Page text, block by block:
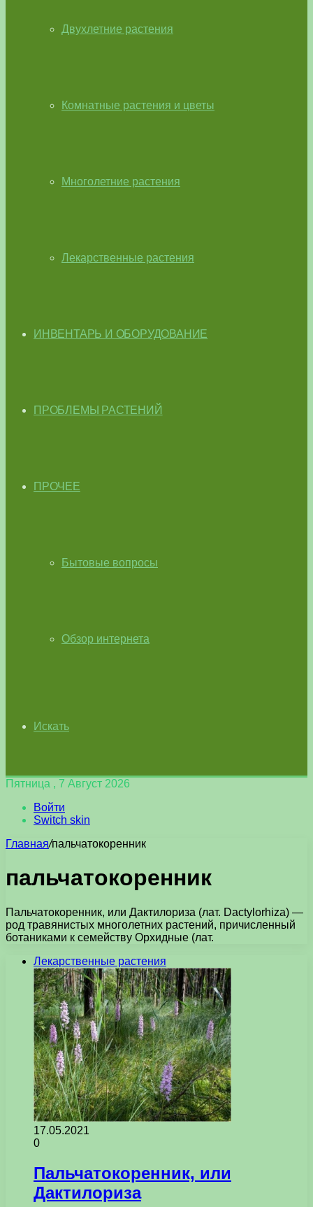
Двухлетние растения
Комнатные растения и цветы
Многолетние растения
Лекарственные растения
ИНВЕНТАРЬ И ОБОРУДОВАНИЕ
ПРОБЛЕМЫ РАСТЕНИЙ
ПРОЧЕЕ
Бытовые вопросы
Обзор интернета
Искать
Пятница , 7 Август 2026
Войти
Switch skin
Главная/пальчатокоренник
пальчатокоренник
Пальчатокоренник, или Дактилориза (лат. Dactylorhiza) —
род травянистых многолетних растений, причисленный
ботаниками к семейству Орхидные (лат.
Лекарственные растения
17.05.2021
0
Пальчатокоренник, или
Дактилориза